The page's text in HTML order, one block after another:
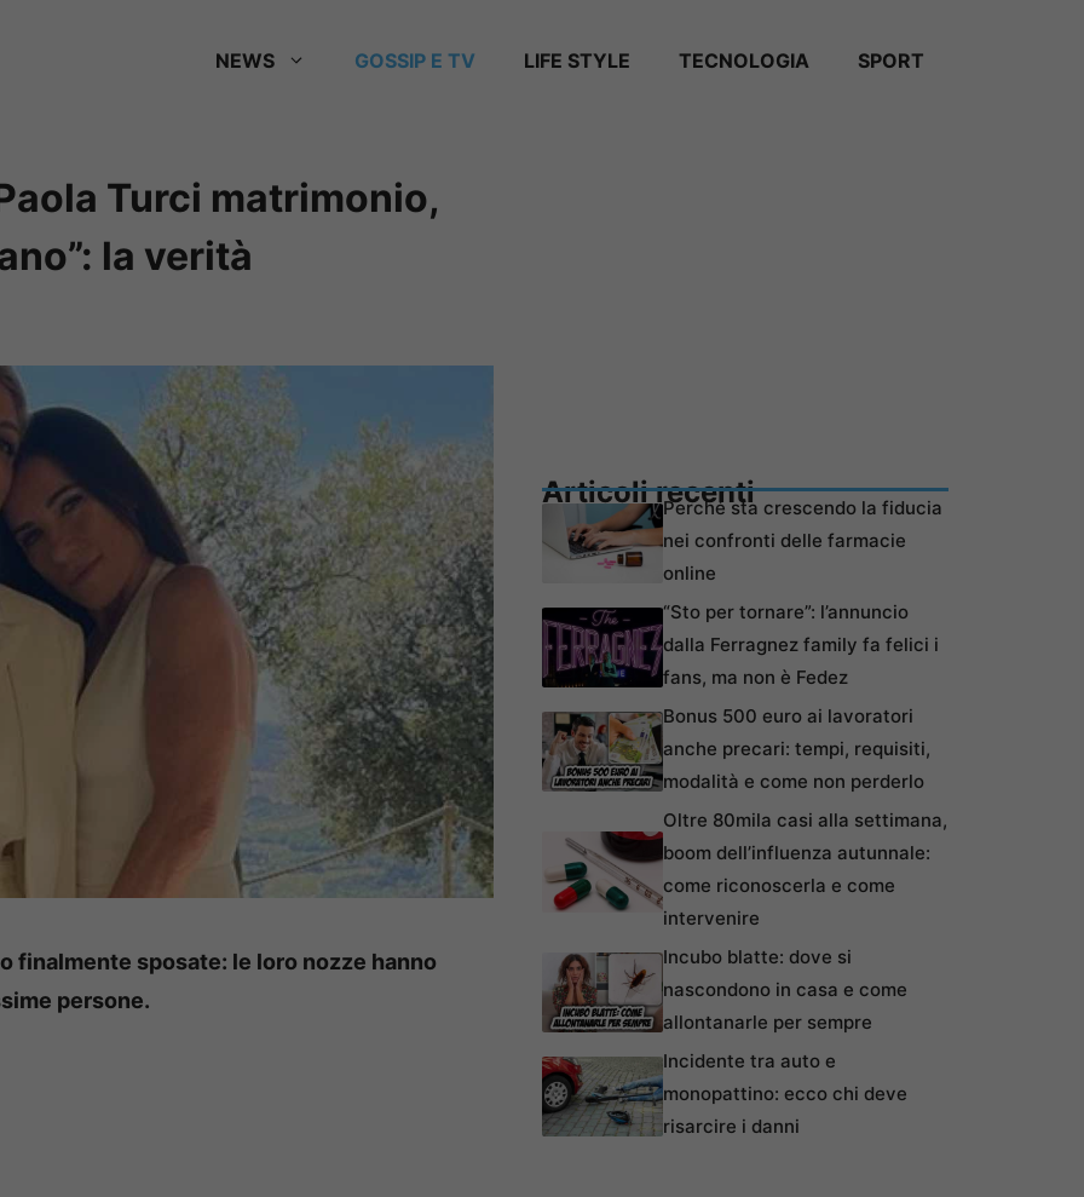
NEWS GOSSIP E TV LIFE STYLE TECNOLOGIA SPORT
Turci matrimonio,
la verità
finalmente sposate: le loro nozze hanno
persone.
Articoli recentiPerché sta crescendo la fiducia
nei confronti delle farmacie
online
“Sto per tornare”: l’annuncio
dalla Ferragnez family fa felici i
fans, ma non è Fedez
Bonus 500 euro ai lavoratori
anche precari: tempi, requisiti,
modalità e come non perderlo
Oltre 80mila casi alla settimana,
boom dell’influenza autunnale:
come riconoscerla e come
intervenire
Incubo blatte: dove si
nascondono in casa e come
allontanarle per sempre
Incidente tra auto e
monopattino: ecco chi deve
risarcire i danni